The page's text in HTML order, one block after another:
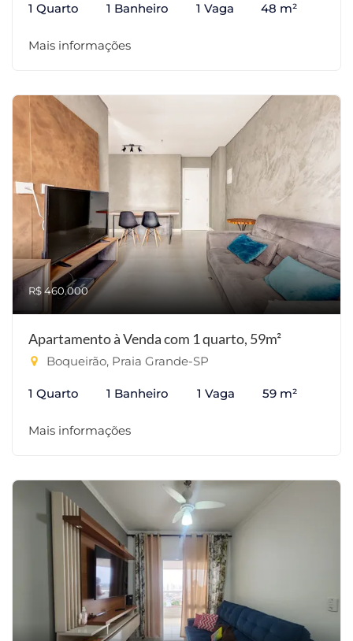
1 Quarto 1 Banheiro 1 Vaga 48 m²
Mais informações
R$ 460.000
Apartamento à Venda com 1 quarto, 59m²
Boqueirão, Praia Grande-SP
1 Quarto 1 Banheiro 1 Vaga 59 m²
Mais informações